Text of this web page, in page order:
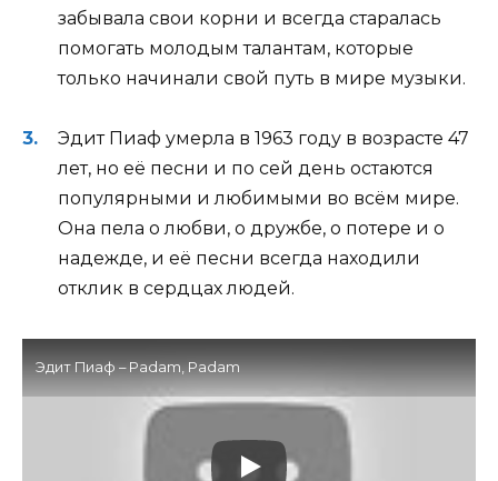
забывала свои корни и всегда старалась
помогать молодым талантам, которые
только начинали свой путь в мире музыки.
Эдит Пиаф умерла в 1963 году в возрасте 47
лет, но её песни и по сей день остаются
популярными и любимыми во всём мире.
Она пела о любви, о дружбе, о потере и о
надежде, и её песни всегда находили
отклик в сердцах людей.
Эдит Пиаф – Padam, Padam